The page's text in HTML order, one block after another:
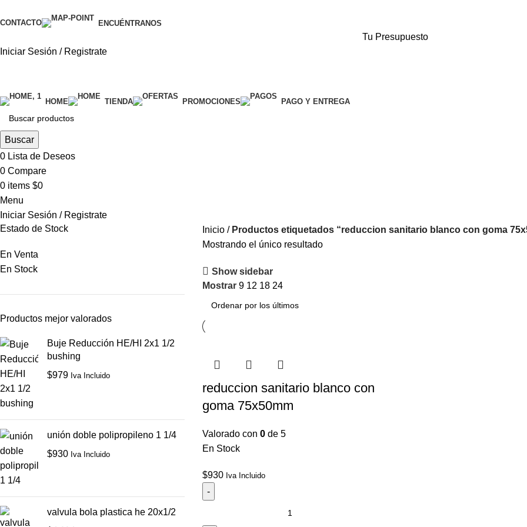
CONTACTO ENCUÉNTRANOS
Tu Presupuesto
Iniciar Sesión / Registrate
HOME TIENDA PROMOCIONES PAGO Y ENTREGA
Buscar
0 Lista de Deseos
0 Compare
0 items $0
Menu
Iniciar Sesión / Registrate
Estado de Stock
En Venta
En Stock
Productos mejor valorados
Buje Reducción HE/HI 2x1 1/2
bushing
$979 Iva Incluido
unión doble polipropileno 1 1/4
$930 Iva Incluido
valvula bola plastica he 20x1/2
Inicio
Productos etiquetados “reduccion sanitario blanco con goma
Mostrando el único resultado
Show sidebar
Mostrar 9 12 18 24
reduccion sanitario blanco con
goma 75x50mm
Valorado con 0de 5
En Stock
$930 Iva Incluido